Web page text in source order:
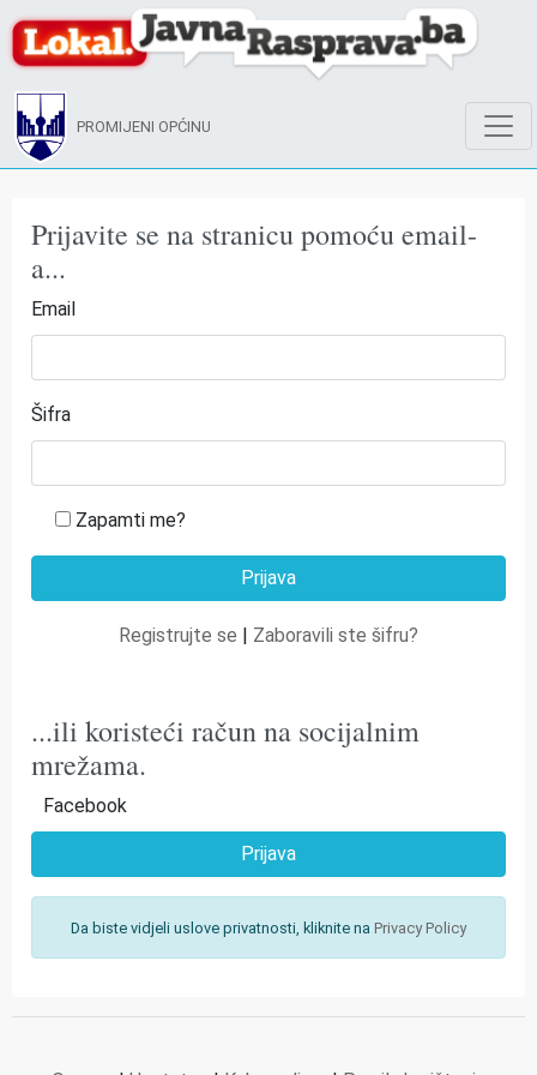
PROMIJENI OPĆINU
Prijavite se na stranicu pomoću email-
a...
Email
Šifra
Zapamti me?
Registrujte se | Zaboravili ste šifru?
...ili koristeći račun na socijalnim
mrežama.
Facebook
Prijava
Da biste vidjeli uslove privatnosti, kliknite na Privacy Policy